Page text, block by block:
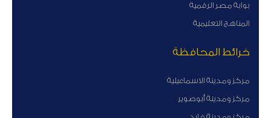
بوابة مصر الرقمية
المناهج التعليمية
خرائط المحافظة
مركز ومدينة الاسماعيلية
مركز ومدينة أبوصوير